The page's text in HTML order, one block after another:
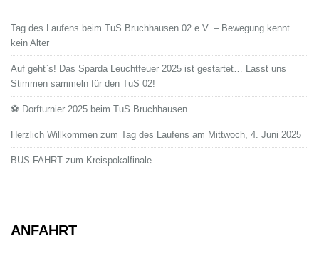
Tag des Laufens beim TuS Bruchhausen 02 e.V. – Bewegung kennt
kein Alter
Auf geht`s! Das Sparda Leuchtfeuer 2025 ist gestartet… Lasst uns
Stimmen sammeln für den TuS 02!
⚽ Dorfturnier 2025 beim TuS Bruchhausen
Herzlich Willkommen zum Tag des Laufens am Mittwoch, 4. Juni 2025
BUS FAHRT zum Kreispokalfinale
ANFAHRT